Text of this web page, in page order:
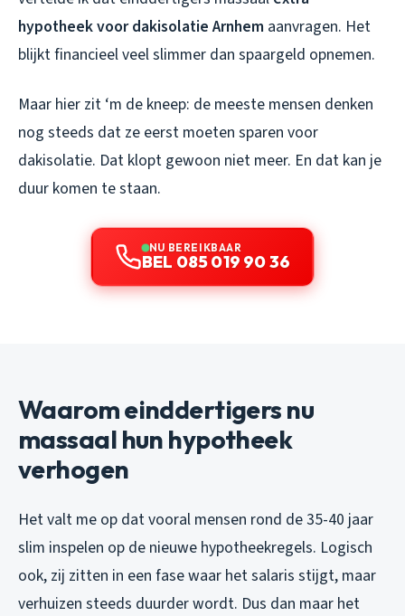
hypotheek voor dakisolatie Arnhem aanvragen. Het
blijkt financieel veel slimmer dan spaargeld opnemen.
Maar hier zit ‘m de kneep: de meeste mensen denken
nog steeds dat ze eerst moeten sparen voor
dakisolatie. Dat klopt gewoon niet meer. En dat kan je
duur komen te staan.
NU BEREIKBAAR
BEL 085 019 90 36
Waarom einddertigers nu
massaal hun hypotheek
verhogen
Het valt me op dat vooral mensen rond de 35-40 jaar
slim inspelen op de nieuwe hypotheekregels. Logisch
ook, zij zitten in een fase waar het salaris stijgt, maar
verhuizen steeds duurder wordt. Dus dan maar het